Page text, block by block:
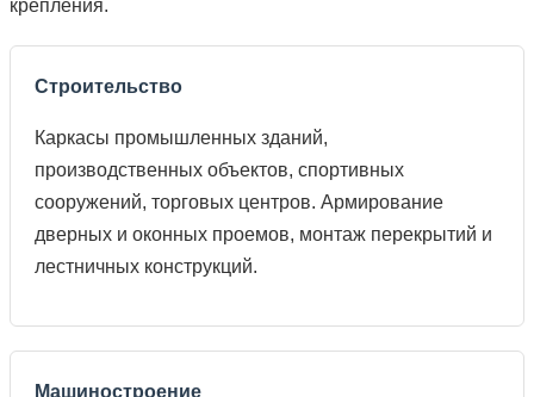
крепления.
Строительство
Каркасы промышленных зданий,
производственных объектов, спортивных
сооружений, торговых центров. Армирование
дверных и оконных проемов, монтаж перекрытий и
лестничных конструкций.
Машиностроение